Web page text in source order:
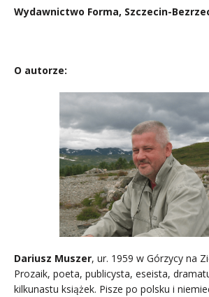
Wydawnictwo Forma, Szczecin-
O autorze:
Dariusz Muszer, ur. 1959 w Górzycy na
Prozaik, poeta, publicysta, eseista,
kilkunastu książek. Pisze po polsku i